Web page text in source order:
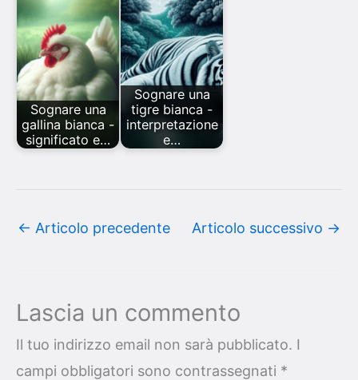
Sognare una
gallina bianca -
significato e…
Sognare una
tigre bianca -
interpretazione
e…
← Articolo precedente Articolo successivo →
Lascia un commento
Il tuo indirizzo email non sarà pubblicato. I
campi obbligatori sono contrassegnati *